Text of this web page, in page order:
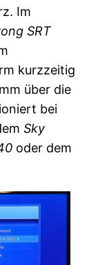
Im
SRT
kurzzeitig
über die
bei
Sky
oder dem